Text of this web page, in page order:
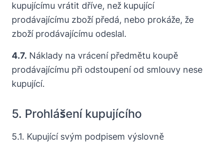
kupujícímu vrátit dříve, než kupující
prodávajícímu zboží předá, nebo prokáže, že
zboží prodávajícímu odeslal.
4.7. Náklady na vrácení předmětu koupě
prodávajícímu při odstoupení od smlouvy nese
kupující.
5. Prohlášení kupujícího
5.1. Kupující svým podpisem výslovně